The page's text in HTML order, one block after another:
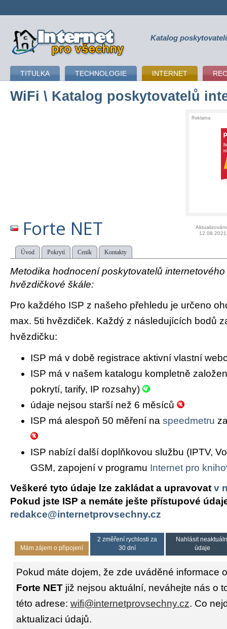
připojení k internetu Katalog
TITULKA TECHNOLOGIE INTERNET
WiFi \ Katalog poskytovatelů
Reklama:
Forte NET
12.08.2021
Úvod Pokrytí Ceník Kontakty
Metodika hodnocení poskytovatelů
hvězdičkové škále:
Pro každého ISP z našeho přehledu je určeno
max. 5ti hvězdiček. Každý z následujících bodů
hvězdičku:
ISP má v době registrace aktivní vlastní
ISP má v našem katalogu kompletně
pokrytí, tarify, IP rozsahy)
údaje nejsou starší než 6 měsíců
ISP má alespoň 50 měření na speedmetru
ISP nabízí další doplňkovou službu (IPTV,
GSM, zapojení v programu Internet pro
Veškeré tyto údaje lze zakládat a upravovat v
Pokud jste ISP a nemáte ješte přístupové
redakce@internetprovsechny.cz
Mám zájem o připojení
2 změření rychlosti za
30 dní
Nahlásit
údaje
Pokud máte dojem, že zde uváděné informace
Forte NETjiž nejsou aktuální, neváhejte nás o
této adrese: wifi@internetprovsechny.cz. Co
aktualizaci údajů.